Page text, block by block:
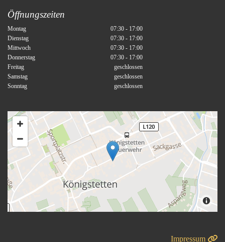
Öffnungszeiten
Montag
07:30 - 17:00
Dienstag
07:30 - 17:00
Mittwoch
07:30 - 17:00
Donnerstag
07:30 - 17:00
Freitag
geschlossen
Samstag
geschlossen
Sonntag
geschlossen
Impressum 